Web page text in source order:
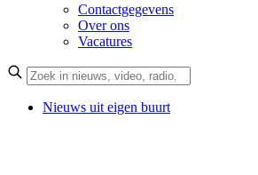
Contactgegevens
Over ons
Vacatures
Nieuws uit eigen buurt